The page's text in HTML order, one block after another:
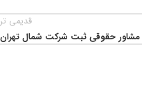
قدیمی تر
مشاور حقوقی ثبت شرکت شمال تهران